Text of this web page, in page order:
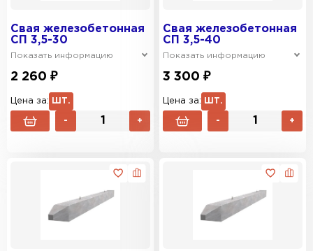
Свая железобетонная
СП 3,5-30
Показать информацию
2 260 ₽
Цена за: ШТ.
- +
Свая железобетонная
СП 3,5-40
Показать информацию
3 300 ₽
Цена за: ШТ.
- +